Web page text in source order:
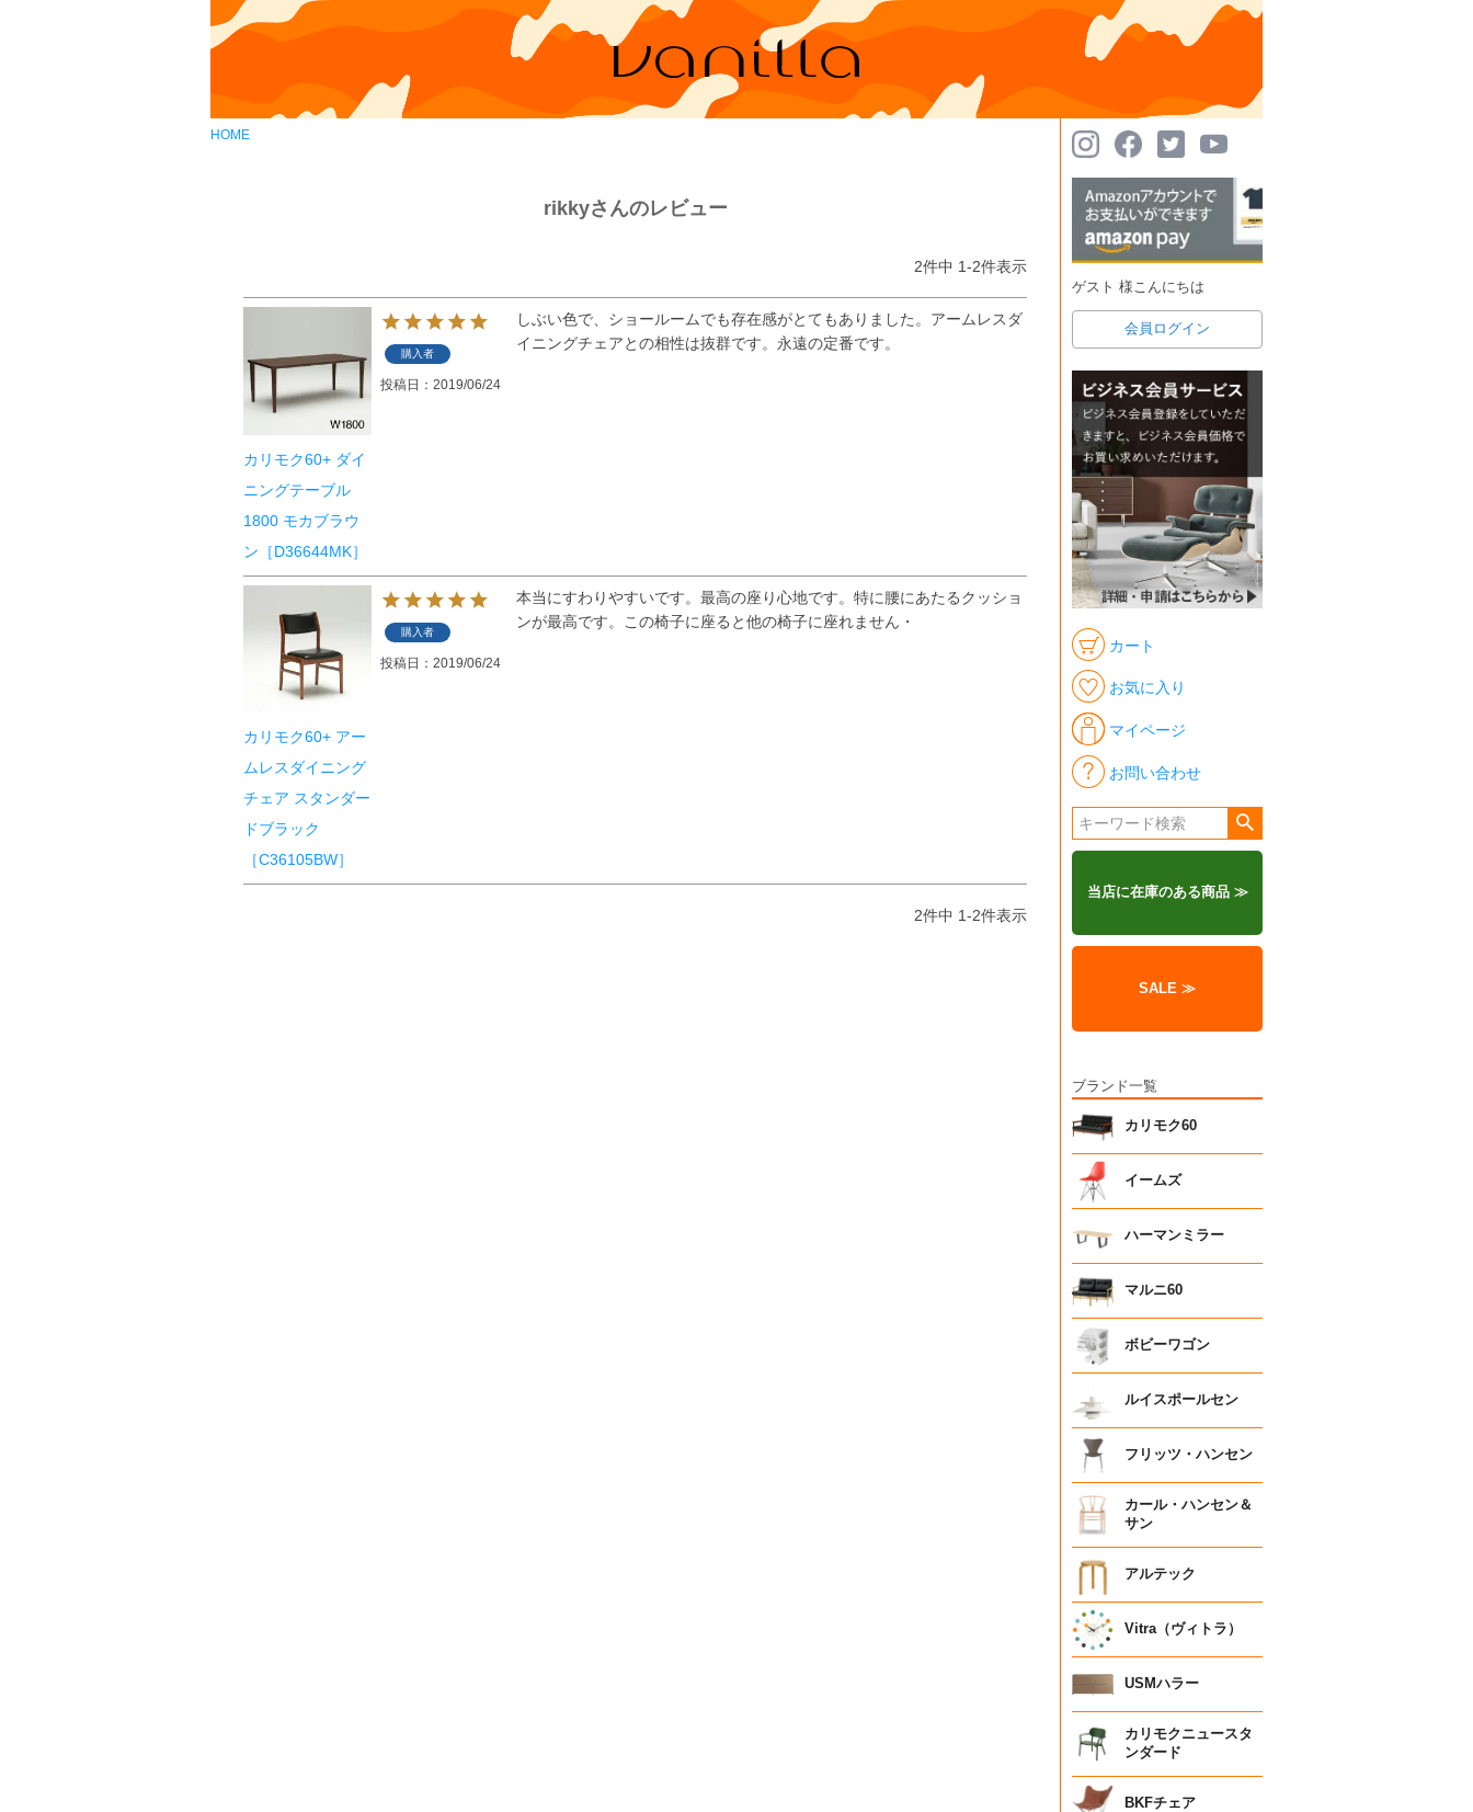
HOME
rikkyさんのレビュー
2件中 1-2件表示
カリモク60+ ダイ
ニングテーブル
1800 モカブラウ
ン［D36644MK］
購入者
投稿日 2019/06/24
しぶい色で、ショールームでも存在感がとてもありました。アームレスダ
イニングチェアとの相性は抜群です。永遠の定番です。
カリモク60+ アー
ムレスダイニング
チェア スタンダー
ドブラック
［C36105BW］
購入者
投稿日 2019/06/24
本当にすわりやすいです。最高の座り心地です。特に腰にあたるクッショ
ンが最高です。この椅子に座ると他の椅子に座れません・
2件中 1-2件表示
ゲスト 様こんにちは
会員ログイン
カート
お気に入り
マイページ
お問い合わせ
当店に在庫のある商品 ≫
SALE ≫
ブランド一覧
カリモク60
イームズ
ハーマンミラー
マルニ60
ボビーワゴン
ルイスポールセン
フリッツ・ハンセン
カール・ハンセン＆
サン
アルテック
Vitra（ヴィトラ）
USMハラー
カリモクニュースタ
ンダード
BKFチェア